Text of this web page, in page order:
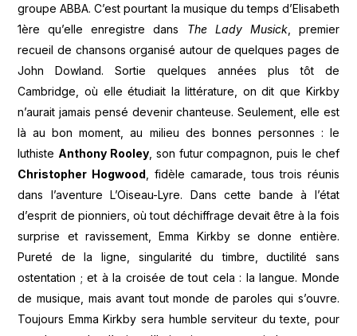
groupe ABBA. C’est pourtant la musique du temps d’Elisabeth
1ère qu’elle enregistre dans The Lady Musick, premier
recueil de chansons organisé autour de quelques pages de
John Dowland. Sortie quelques années plus tôt de
Cambridge, où elle étudiait la littérature, on dit que Kirkby
n’aurait jamais pensé devenir chanteuse. Seulement, elle est
là au bon moment, au milieu des bonnes personnes : le
luthiste Anthony Rooley, son futur compagnon, puis le chef
Christopher Hogwood , fidèle camarade, tous trois réunis
dans l’aventure L’Oiseau-Lyre. Dans cette bande à l’état
d’esprit de pionniers, où tout déchiffrage devait être à la fois
surprise et ravissement, Emma Kirkby se donne entière.
Pureté de la ligne, singularité du timbre, ductilité sans
ostentation ; et à la croisée de tout cela : la langue. Monde
de musique, mais avant tout monde de paroles qui s’ouvre.
Toujours Emma Kirkby sera humble serviteur du texte, pour